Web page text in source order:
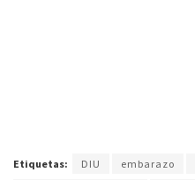
Etiquetas: DIU embarazo